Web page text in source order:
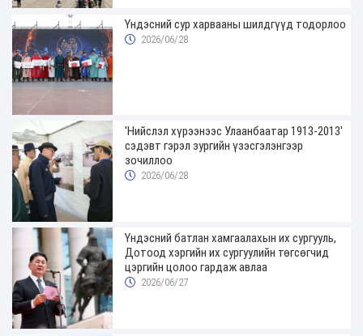
Үндэсний сур харвааны шилдгүүд тодорлоо
2026/06/28
'Нийслэл хүрээнээс Улаанбаатар 1913-2013'
сэдэвт гэрэл зургийн үзэсгэлэнгээр
зочиллоо
2026/06/28
Үндэсний батлан хамгаалахын их сургууль,
Дотоод хэргийн их сургуулийн төгсөгчид
цэргийн цолоо гардаж авлаа
2026/06/27